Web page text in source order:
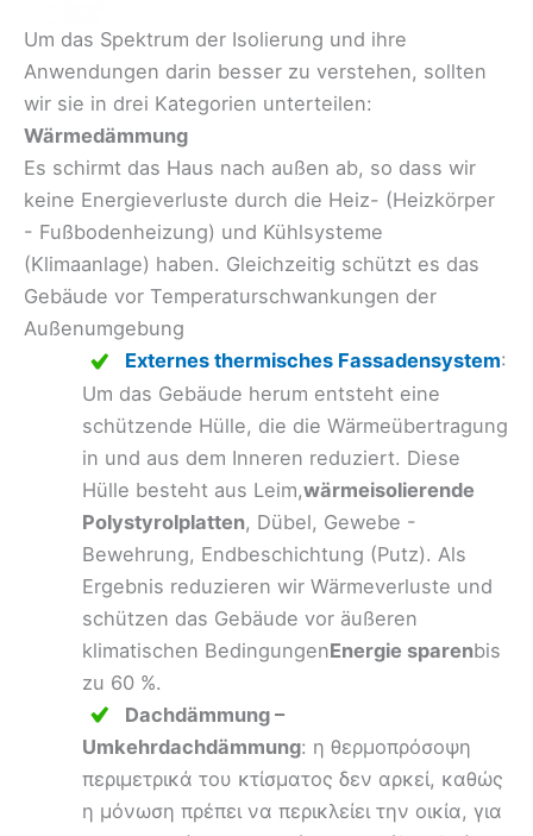
Um das Spektrum der Isolierung und ihre
Anwendungen darin besser zu verstehen, sollten
wir sie in drei Kategorien unterteilen:
Wärmedämmung
Es schirmt das Haus nach außen ab, so dass wir
keine Energieverluste durch die Heiz- (Heizkörper
- Fußbodenheizung) und Kühlsysteme
(Klimaanlage) haben. Gleichzeitig schützt es das
Gebäude vor Temperaturschwankungen der
Außenumgebung
Externes thermisches Fassadensystem:
Um das Gebäude herum entsteht eine
schützende Hülle, die die Wärmeübertragung
in und aus dem Inneren reduziert. Diese
Hülle besteht aus Leim,wärmeisolierende
Polystyrolplatten, Dübel, Gewebe -
Bewehrung, Endbeschichtung (Putz). Als
Ergebnis reduzieren wir Wärmeverluste und
schützen das Gebäude vor äußeren
klimatischen BedingungenEnergie sparenbis
zu 60 %.
Dachdämmung –
Umkehrdachdämmung: η θερμοπρόσοψη
περιμετρικά του κτίσματος δεν αρκεί, καθώς
η μόνωση πρέπει να περικλείει την οικία, για